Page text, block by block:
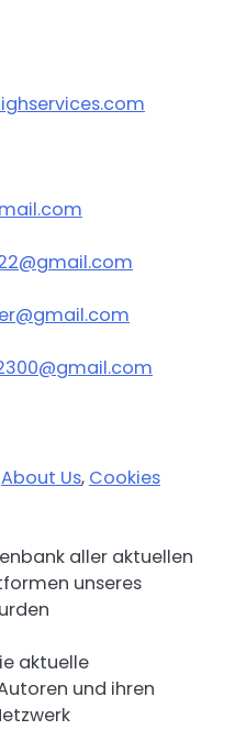
About Us, Cookies
aller aktuellen
unseres
aktuelle
und ihren